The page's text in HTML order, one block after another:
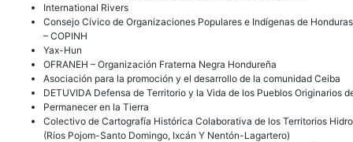
International Rivers
Consejo Cívico de Organizaciones Populares e Indígenas de Honduras
– COPINH
Yax-Hun
OFRANEH – Organización Fraterna Negra Hondureña
Asociación para la promoción y el desarrollo de la comunidad Ceiba
DETUVIDA Defensa de Territorio y la Vida de los Pueblos Originarios
Permanecer en la Tierra
Colectivo de Cartografía Histórica Colaborativa de los Territorios
(Ríos Pojom-Santo Domingo, Ixcán Y Nentón-Lagartero)